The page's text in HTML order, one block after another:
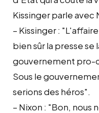
Kissinger parle avec
– Kissinger :
bien sûr la presse
gouvernement pro-
Sous le
serions des héros".
– Nixon : "Bon, nous